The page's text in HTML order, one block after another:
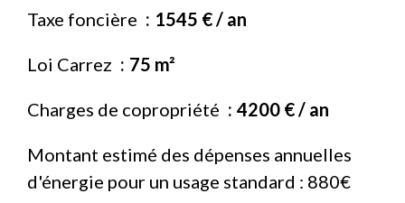
Taxe foncière 1545 € / an
Loi Carrez 75 m²
Charges de copropriété 4200 € / an
Montant estimé des dépenses annuelles
d'énergie pour un usage standard : 880€